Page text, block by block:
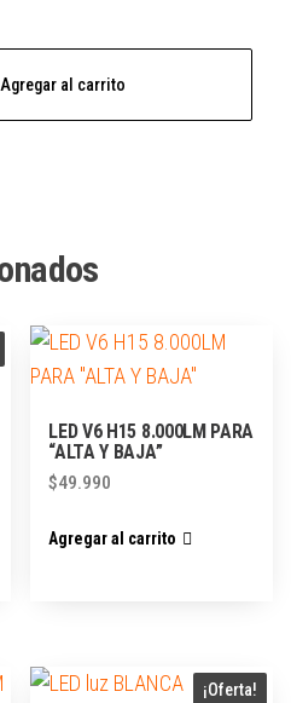
Agregar al carrito
LED V6 H15 8.000LM PARA
“ALTA Y BAJA”
$49.990
Agregar al carrito
¡Oferta!